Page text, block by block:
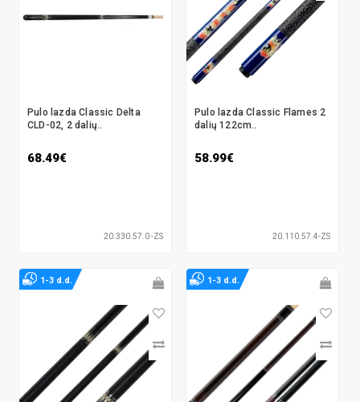
Pulo lazda Classic Delta
CLD-02, 2 dalių..
68.49€
20.330.57.0 -ZS
Pulo lazda Classic Flames 2
dalių 122cm..
58.99€
20.110.57.4-ZS
1-3 d.d. 1-3 d.d.